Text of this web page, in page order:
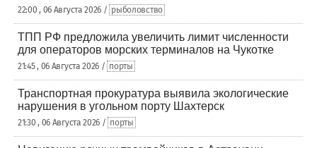
22:00 , 06 Августа 2026 / рыболовство
ТПП РФ предложила увеличить лимит численности
для операторов морских терминалов на Чукотке
21:45 , 06 Августа 2026 / порты
Транспортная прокуратура выявила экологические
нарушения в угольном порту Шахтерск
21:30 , 06 Августа 2026 / порты